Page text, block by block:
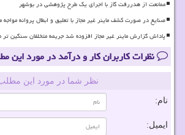
ممانعت از هدررفت گاز با اجرای یک طرح پژوهشی در بوشهر
صنایع در صورت کشف ماینر غیر مجاز با تعلیق و ابطال پروانه
پاداش گزارش ماینر غیر مجاز افزوده شد جریمه متخلفان سنگین
نظرات کاربران کار و درآمد در مورد این
نظر شما در مورد این
نام:
ایمیل: